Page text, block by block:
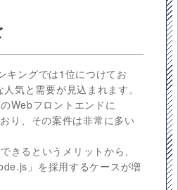
キングでは1位につけてお
気と需要が見込まれます。
Webフロントエンドに
り、その案件は非常に多い
きるというメリットから、
」を採用するケースが増